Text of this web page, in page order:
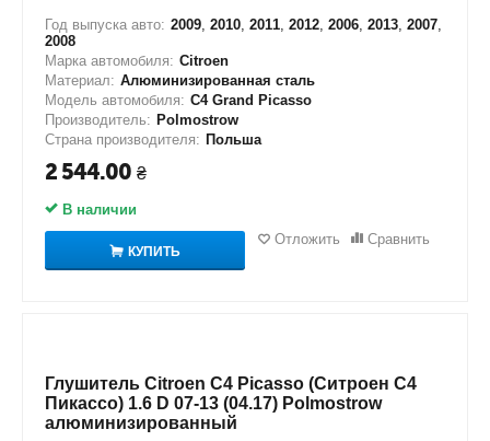
Год выпуска авто: 2009, 2010, 2011, 2012, 2006, 2013, 2007,
2008
Марка автомобиля: Citroen
Материал: Алюминизированная сталь
Модель автомобиля: C4 Grand Picasso
Производитель: Polmostrow
Страна производителя: Польша
2 544.00 ₴
В наличии
КУПИТЬ
Отложить Сравнить
Глушитель Citroen C4 Picasso (Ситроен С4
Пикассо) 1.6 D 07-13 (04.17) Polmostrow
алюминизированный